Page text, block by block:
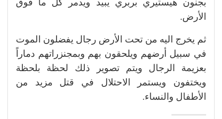
بجنون هيستيري بربري يبيد ويدمر كل ما فوق
الأرض.
ثم يخرج اليه من تحت الأرض رجال يفضلون الموت
في سبيل أرضهم ويلحقون بهم وبمجنزراتهم دماراً
بعزيمة الرجال ويتم تصوير ذلك لحظة بلحظة
ويختفون ويستمر الاحتلال في قتل مزيد من
الأطفال والنساء.